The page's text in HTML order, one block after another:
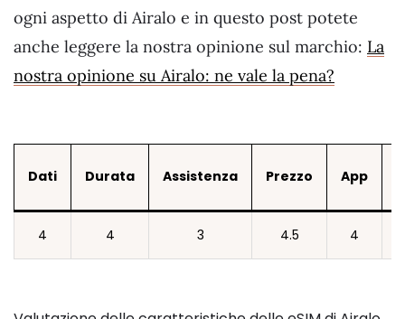
ogni aspetto di Airalo e in questo post potete
anche leggere la nostra opinione sul marchio: La
nostra opinione su Airalo: ne vale la pena?
Dati Durata Assistenza Prezzo App
4 4 3 4.5 4